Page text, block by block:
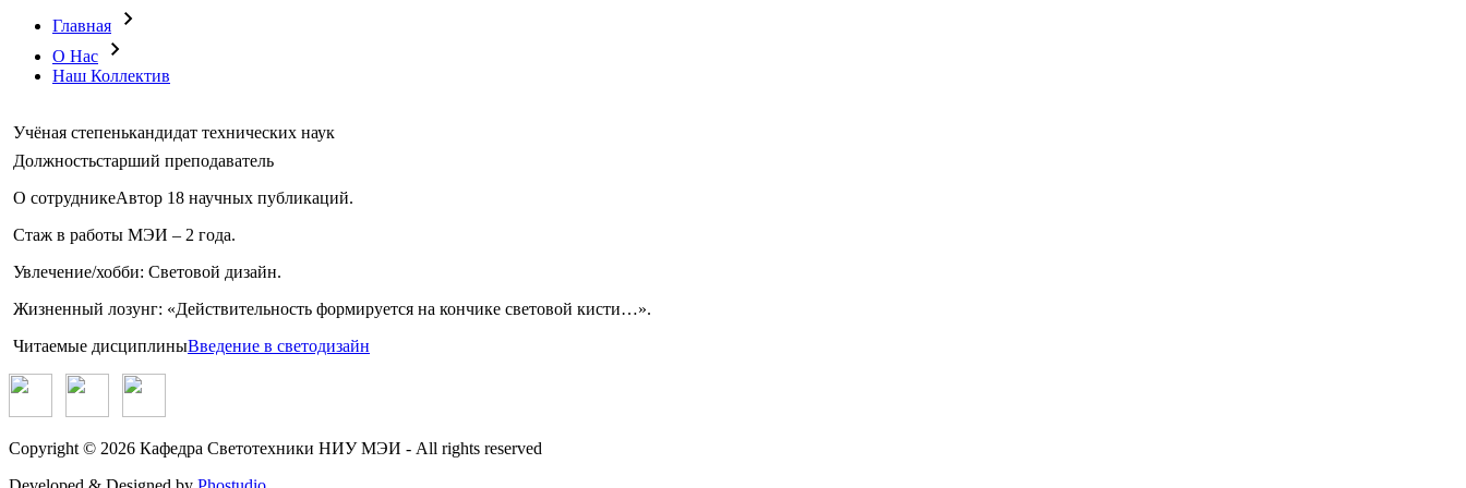
Главная
О Нас
Наш Коллектив
Учёная степенькандидат технических наук
Должностьстарший преподаватель
О сотрудникеАвтор 18 научных публикаций.
Стаж в работы МЭИ – 2 года.
Увлечение/хобби: Световой дизайн.
Жизненный лозунг: «Действительность формируется на кончике световой кисти…»​.
Читаемые дисциплиныВведение в светодизайн
Copyright © 2026 Кафедра Светотехники НИУ МЭИ - All rights reserved